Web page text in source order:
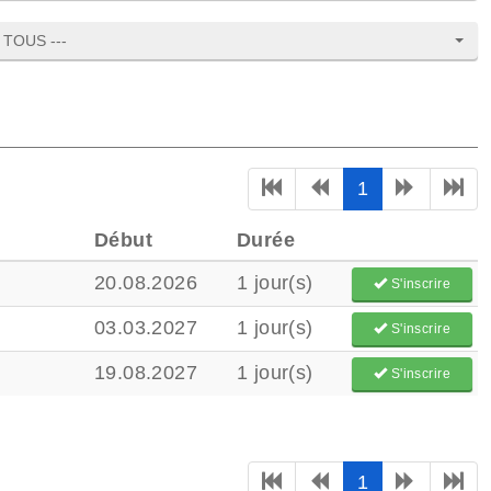
---
1
Début Durée
20.08.2026 1 jour(s) S'inscrire
03.03.2027 1 jour(s) S'inscrire
19.08.2027 1 jour(s) S'inscrire
1